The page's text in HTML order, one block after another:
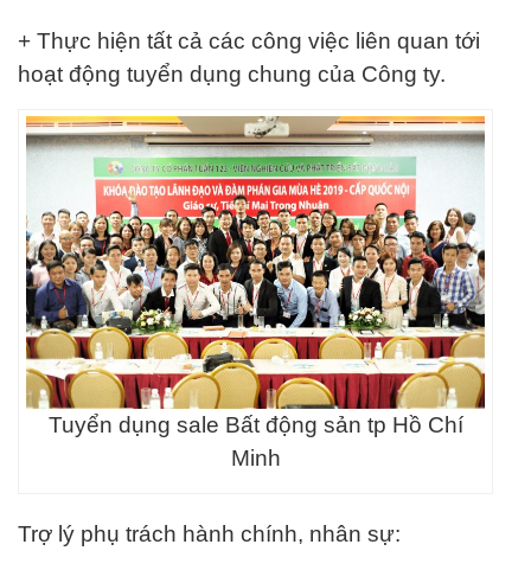
+ Thực hiện tất cả các công việc liên quan tới
hoạt động tuyển dụng chung của Công ty.
Tuyển dụng sale Bất động sản tp Hồ Chí
Minh
Trợ lý phụ trách hành chính, nhân sự: